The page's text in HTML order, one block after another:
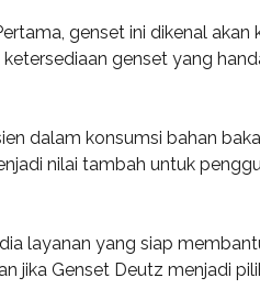
genset ini dikenal akan
genset yang
dalam konsumsi bahan
nilai tambah untuk
layanan yang siap
jika Genset Deutz menjadi